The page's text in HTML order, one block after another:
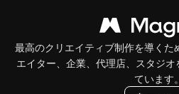
最高のクリエイティブ制作を導くた
エイター、企業、代理店、スタジ
ています。